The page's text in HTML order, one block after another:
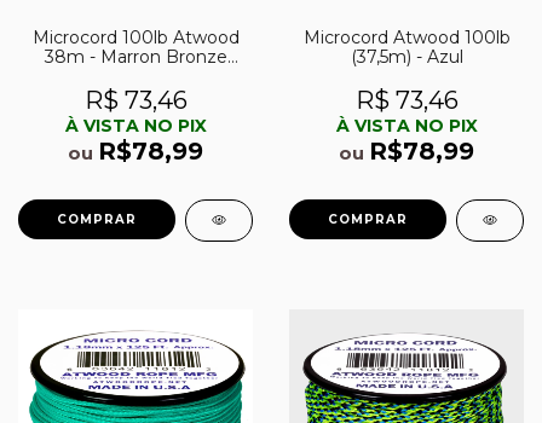
Microcord 100lb Atwood
38m - Marron Bronze
R$ 73,46
À VISTA NO PIX
ou R$78,99
Microcord Atwood 100lb
(37,5m) - Azul
R$ 73,46
À VISTA NO PIX
ou R$78,99